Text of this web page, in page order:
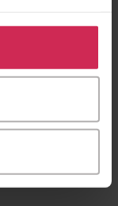
til å
kan også
ved å klikke
Hvitekrist